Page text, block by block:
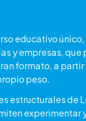
educativo
y empresas, que
formato, a
peso.
estructurales de
experimentar